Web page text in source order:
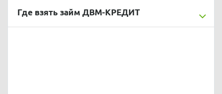
Где взять займ ДВМ-КРЕДИТ